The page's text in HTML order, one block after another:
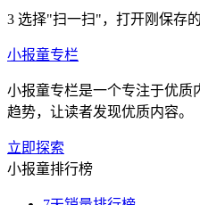
3 选择"扫一扫"，打开刚保存
小报童专栏
小报童专栏是一个专注于优质
趋势，让读者发现优质内容。
立即探索
小报童排行榜